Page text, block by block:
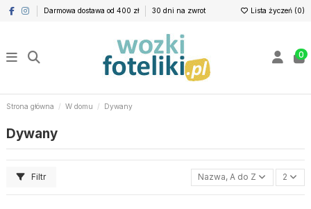
Darmowa dostawa od 400 zł 30 dni na zwrot Lista życzeń (0)
0
Strona główna W domu Dywany
Dywany
Filtr Nazwa, A do Z 2